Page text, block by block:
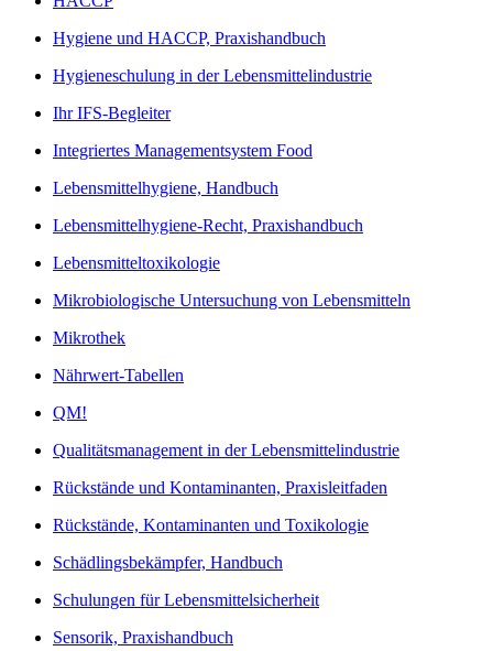
Hygiene und HACCP, Praxishandbuch
Hygieneschulung in der Lebensmittelindustrie
Ihr IFS-Begleiter
Integriertes Managementsystem Food
Lebensmittelhygiene, Handbuch
Lebensmittelhygiene-Recht, Praxishandbuch
Lebensmitteltoxikologie
Mikrobiologische Untersuchung von Lebensmitteln
Mikrothek
Nährwert-Tabellen
QM!
Qualitätsmanagement in der Lebensmittelindustrie
Rückstände und Kontaminanten, Praxisleitfaden
Rückstände, Kontaminanten und Toxikologie
Schädlingsbekämpfer, Handbuch
Schulungen für Lebensmittelsicherheit
Sensorik, Praxishandbuch